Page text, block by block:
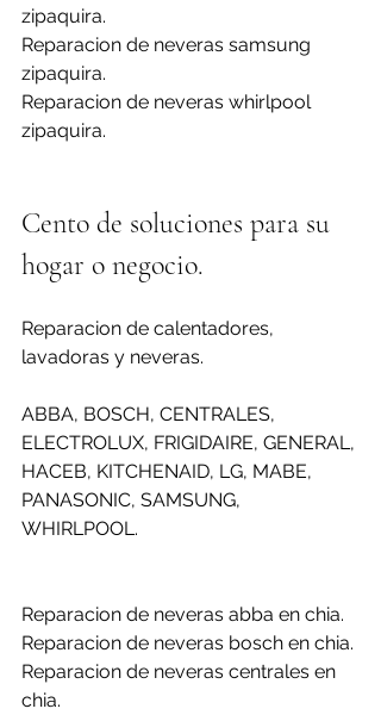
zipaquira.
Reparacion de neveras samsung
zipaquira.
Reparacion de neveras whirlpool
zipaquira.
Cento de soluciones para su
hogar o negocio.
Reparacion de calentadores,
lavadoras y neveras.
ABBA, BOSCH, CENTRALES,
ELECTROLUX, FRIGIDAIRE, GENERAL,
HACEB, KITCHENAID, LG, MABE,
PANASONIC, SAMSUNG,
WHIRLPOOL.
Reparacion de neveras abba en chia.
Reparacion de neveras bosch en chia.
Reparacion de neveras centrales en
chia.